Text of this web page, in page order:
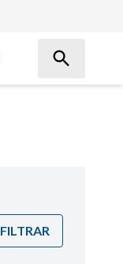
FILTRAR